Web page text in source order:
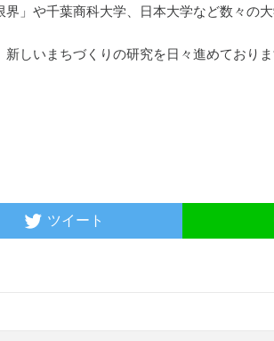
」や千葉商科大学、日本大学など数々の
しいまちづくりの研究を日々進めておりま
ツイート